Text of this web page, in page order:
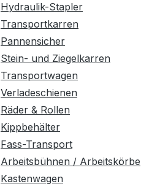
Hydraulik-Stapler
Transportkarren
Pannensicher
Stein- und Ziegelkarren
Transportwagen
Verladeschienen
Räder & Rollen
Kippbehälter
Fass-Transport
Arbeitsbühnen / Arbeitskörbe
Kastenwagen